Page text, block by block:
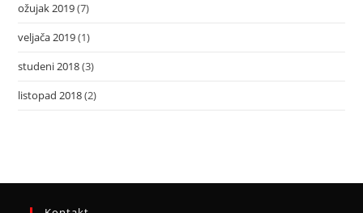
ožujak 2019(7)
veljača 2019(1)
studeni 2018(3)
listopad 2018(2)